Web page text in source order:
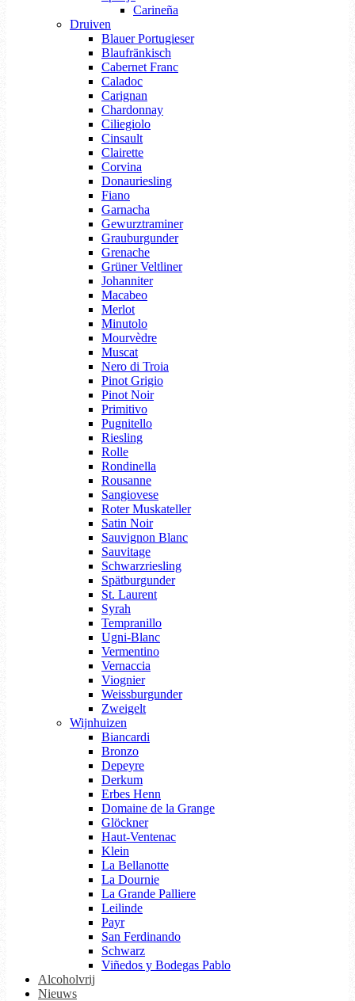
Carineña
Druiven
Blauer Portugieser
Blaufränkisch
Cabernet Franc
Caladoc
Carignan
Chardonnay
Ciliegiolo
Cinsault
Clairette
Corvina
Donauriesling
Fiano
Garnacha
Gewurztraminer
Grauburgunder
Grenache
Grüner Veltliner
Johanniter
Macabeo
Merlot
Minutolo
Mourvèdre
Muscat
Nero di Troia
Pinot Grigio
Pinot Noir
Primitivo
Pugnitello
Riesling
Rolle
Rondinella
Rousanne
Sangiovese
Roter Muskateller
Satin Noir
Sauvignon Blanc
Sauvitage
Schwarzriesling
Spätburgunder
St. Laurent
Syrah
Tempranillo
Ugni-Blanc
Vermentino
Vernaccia
Viognier
Weissburgunder
Zweigelt
Wijnhuizen
Biancardi
Bronzo
Depeyre
Derkum
Erbes Henn
Domaine de la Grange
Glöckner
Haut-Ventenac
Klein
La Bellanotte
La Dournie
La Grande Palliere
Leilinde
Payr
San Ferdinando
Schwarz
Viñedos y Bodegas Pablo
Alcoholvrij
Nieuws